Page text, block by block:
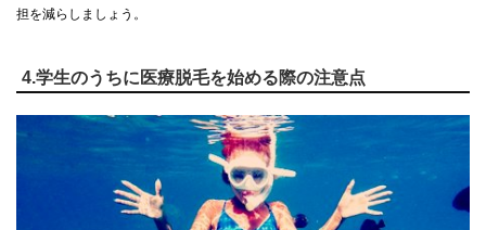
担を減らしましょう。
4.学生のうちに医療脱毛を始める際の注意点